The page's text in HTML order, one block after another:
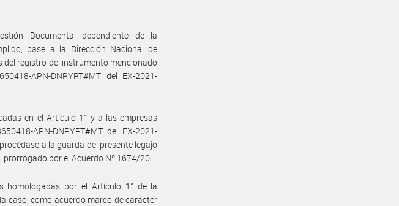
Documental dependiente de la
pase a la Dirección Nacional de
del registro del instrumento mencionado
APN-DNRYRT#MT del EX-2021-
en el Artículo 1° y a las empresas
APN-DNRYRT#MT del EX-2021-
a la guarda del presente legajo
por el Acuerdo Nº 1674/20.
homologadas por el Artículo 1° de la
caso, como acuerdo marco de carácter